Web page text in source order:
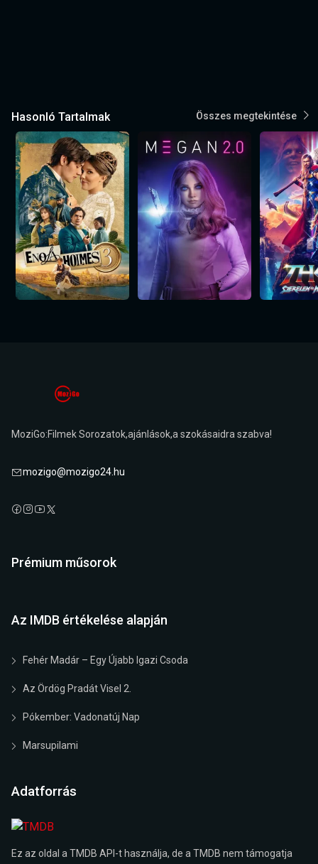
Hasonló Tartalmak Összes megtekintése
MoziGo:Filmek Sorozatok,ajánlások,a szokásaidra szabva!
mozigo@mozigo24.hu
Prémium műsorok
Az IMDB értékelése alapján
Fehér Madár – Egy Újabb Igazi Csoda
Az Ördög Pradát Visel 2.
Pókember: Vadonatúj Nap
Marsupilami
Adatforrás
Ez az oldal a TMDB API-t használja, de a TMDB nem támogatja